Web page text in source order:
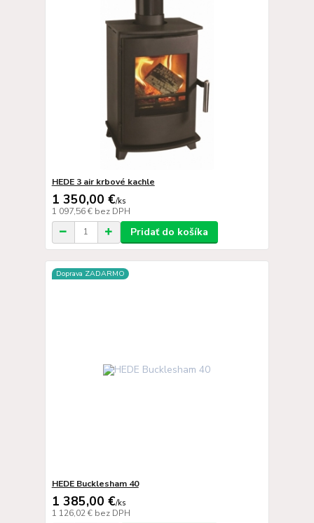
HEDE 3 air krbové kachle
1 350,00 €/ks
1 097,56 € bez DPH
Pridať do košíka
Doprava ZADARMO
HEDE Bucklesham 40
1 385,00 €/ks
1 126,02 € bez DPH